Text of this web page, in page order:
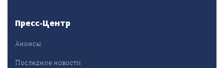
Пресс-Центр
Анонсы
Последние новости